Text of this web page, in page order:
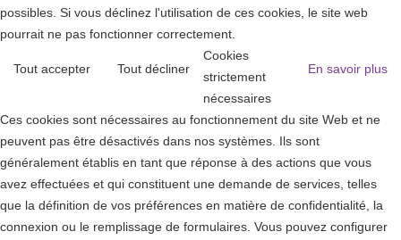
possibles. Si vous déclinez l'utilisation de ces cookies, le site web
pourrait ne pas fonctionner correctement.
Tout accepter Tout décliner En savoir plus
Cookies
strictement
nécessaires
Ces cookies sont nécessaires au fonctionnement du site Web et ne
peuvent pas être désactivés dans nos systèmes. Ils sont
généralement établis en tant que réponse à des actions que vous
avez effectuées et qui constituent une demande de services, telles
que la définition de vos préférences en matière de confidentialité, la
connexion ou le remplissage de formulaires. Vous pouvez configurer